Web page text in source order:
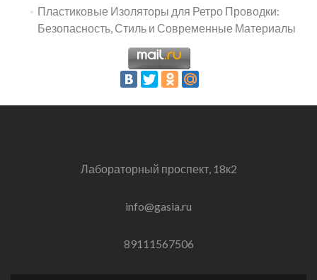
Пластиковые Изоляторы для Ретро Проводки:
Безопасность, Стиль и Современные Материалы
Лабораторный проспект, 18к2
info@gasia.ru
89111567506